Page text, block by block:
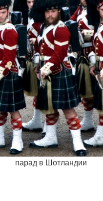
парад в Шотландии